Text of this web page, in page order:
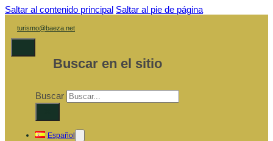
Saltar al contenido principal Saltar al pie de página
turismo@baeza.net
Buscar en el sitio
Buscar
Español